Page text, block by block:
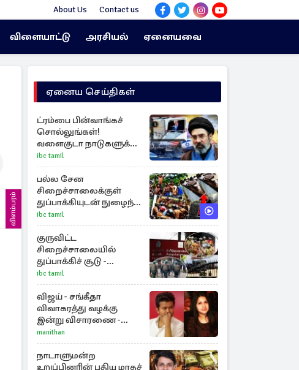
About Us Contact us
விளையாட்டு அரசியல் ஏனையவை
விளம்பரம்
ஏனைய செய்திகள்
ட்ரம்பை பின்வாங்கச்
சொல்லுங்கள்!
வளைகுடா நாடுகளுக்கு
ஈரான் தாக்குதல்
எச்சரிக்கை
ibc tamil
பல்ல சேன
சிறைச்சாலைக்குள்
துப்பாக்கியுடன் நுழைந்த
STF படையினர்...!
ibc tamil
குருவிட்ட
சிறைச்சாலையில்
துப்பாக்கிச் சூடு -
நீதியமைச்சரின்
அறிவிப்பு
ibc tamil
விஜய் - சங்கீதா
விவாகரத்து வழக்கு
இன்று விசாரணை -
காணொளி மூலம்
ஆஜராக வாய்ப்பு
manithan
நாடாளுமன்ற
உறுப்பினரின் புதிய மாதச்